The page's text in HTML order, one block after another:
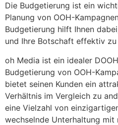
Die Budgetierung ist ein
Planung von OOH-
Budgetierung hilft Ihnen
und Ihre Botschaft effektiv
oh Media ist ein idealer
Budgetierung von OOH-
bietet seinen Kunden ein
Verhältnis im Vergleich zu
eine Vielzahl von
wechselnde Unterhaltung mit